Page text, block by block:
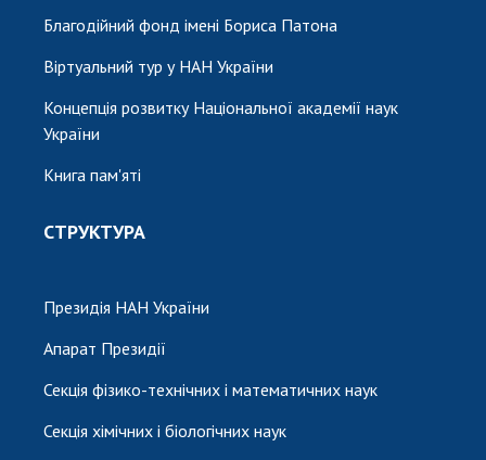
Благодійний фонд імені Бориса Патона
Віртуальний тур у НАН України
Концепція розвитку Національної академії наук
України
Книга пам'яті
СТРУКТУРА
Президія НАН України
Апарат Президії
Секція фізико-технічних і математичних наук
Секція хімічних і біологічних наук